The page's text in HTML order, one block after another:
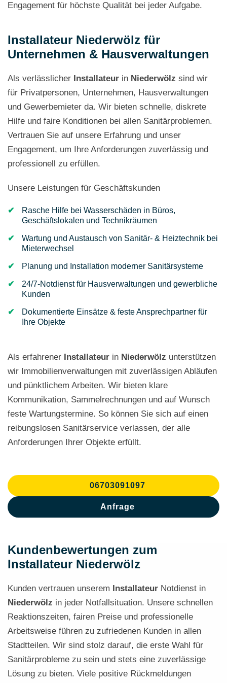
Engagement für höchste Qualität bei jeder Aufgabe.
Installateur Niederwölz für
Unternehmen & Hausverwaltungen
Als verlässlicher Installateur in Niederwölz sind wir
für Privatpersonen, Unternehmen, Hausverwaltungen
und Gewerbemieter da. Wir bieten schnelle, diskrete
Hilfe und faire Konditionen bei allen Sanitärproblemen.
Vertrauen Sie auf unsere Erfahrung und unser
Engagement, um Ihre Anforderungen zuverlässig und
professionell zu erfüllen.
Unsere Leistungen für Geschäftskunden
Rasche Hilfe bei Wasserschäden in Büros,
Geschäftslokalen und Technikräumen
Wartung und Austausch von Sanitär- & Heiztechnik bei
Mieterwechsel
Planung und Installation moderner Sanitärsysteme
24/7-Notdienst für Hausverwaltungen und gewerbliche
Kunden
Dokumentierte Einsätze & feste Ansprechpartner für
Ihre Objekte
Als erfahrener Installateur in Niederwölz unterstützen
wir Immobilienverwaltungen mit zuverlässigen Abläufen
und pünktlichem Arbeiten. Wir bieten klare
Kommunikation, Sammelrechnungen und auf Wunsch
feste Wartungstermine. So können Sie sich auf einen
reibungslosen Sanitärservice verlassen, der alle
Anforderungen Ihrer Objekte erfüllt.
06703091097
Anfrage
Kundenbewertungen zum
Installateur Niederwölz
Kunden vertrauen unserem Installateur Notdienst in
Niederwölz in jeder Notfallsituation. Unsere schnellen
Reaktionszeiten, fairen Preise und professionelle
Arbeitsweise führen zu zufriedenen Kunden in allen
Stadtteilen. Wir sind stolz darauf, die erste Wahl für
Sanitärprobleme zu sein und stets eine zuverlässige
Lösung zu bieten. Viele positive Rückmeldungen